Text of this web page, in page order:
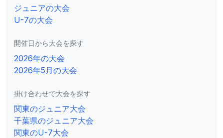
ジュニアの大会
U-7の大会
開催日から大会を探す
2026年の大会
2026年5月の大会
掛け合わせで大会を探す
関東のジュニア大会
千葉県のジュニア大会
関東のU-7大会